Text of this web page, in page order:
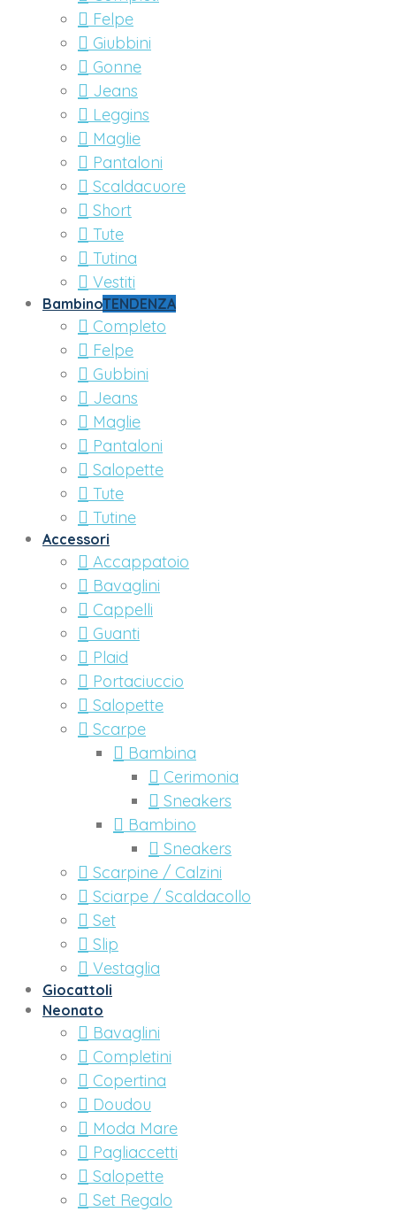
Felpe
Giubbini
Gonne
Jeans
Leggins
Maglie
Pantaloni
Scaldacuore
Short
Tute
Tutina
Vestiti
BambinoTENDENZA
Completo
Felpe
Gubbini
Jeans
Maglie
Pantaloni
Salopette
Tute
Tutine
Accessori
Accappatoio
Bavaglini
Cappelli
Guanti
Plaid
Portaciuccio
Salopette
Scarpe
Bambina
Cerimonia
Sneakers
Bambino
Sneakers
Scarpine / Calzini
Sciarpe / Scaldacollo
Set
Slip
Vestaglia
Giocattoli
Neonato
Bavaglini
Completini
Copertina
Doudou
Moda Mare
Pagliaccetti
Salopette
Set Regalo